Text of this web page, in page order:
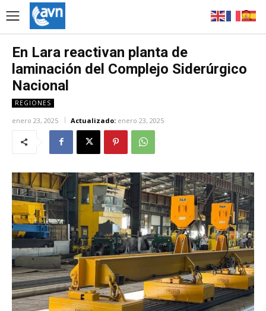
En Lara reactivan planta de
laminación del Complejo Siderúrgico
Nacional
REGIONES
enero 23, 2025 Actualizado: enero 23, 2025